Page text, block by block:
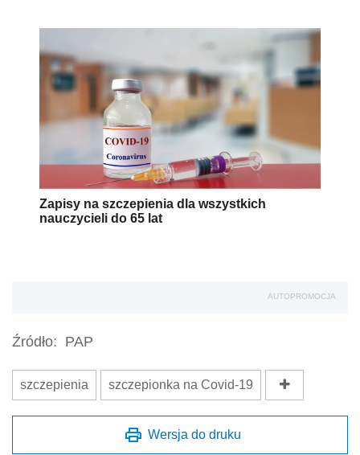
Zapisy na szczepienia dla wszystkich
nauczycieli do 65 lat
AUTOPROMOCJA
Źródło: PAP
szczepienia szczepionka na Covid-19
Wersja do druku